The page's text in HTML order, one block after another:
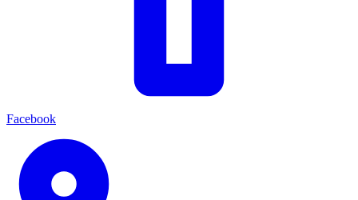
Facebook